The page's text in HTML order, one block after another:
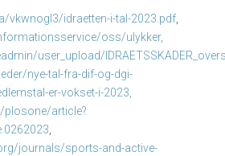
vkwnogl3/idraetten-i-tal-2023.pdf,
oss/ulykker,
user_upload/
nye-tal-fra-dif-og-dgi-
er-vokset-i-2023,
article?
,
journals/sports-and-active-